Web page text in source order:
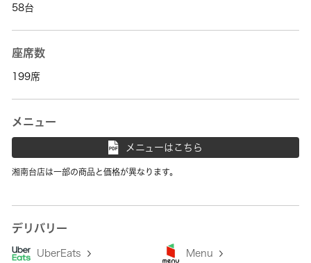
58台
座席数
199席
メニュー
メニューはこちら
湘南台店は一部の商品と価格が異なります。
デリバリー
UberEats Menu